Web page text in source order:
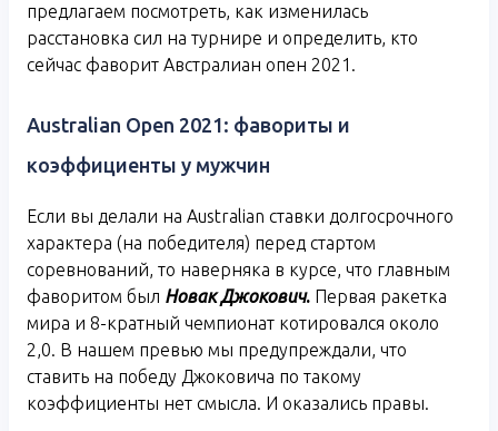
предлагаем посмотреть, как изменилась
расстановка сил на турнире и определить, кто
сейчас фаворит Австралиан опен 2021.
Australian Open 2021: фавориты и
коэффициенты у мужчин
Если вы делали на Australian ставки долгосрочного
характера (на победителя) перед стартом
соревнований, то наверняка в курсе, что главным
фаворитом был Новак Джокович. Первая ракетка
мира и 8-кратный чемпионат котировался около
2,0. В нашем превью мы предупреждали, что
ставить на победу Джоковича по такому
коэффициенты нет смысла. И оказались правы.